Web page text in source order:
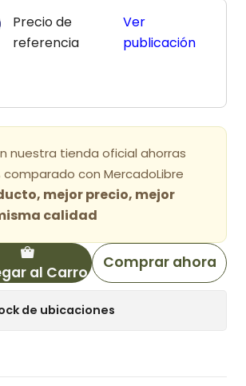
Precio de
referencia
Ver
publicación
nuestra tienda oficial ahorras
comparado con MercadoLibre
mejor precio, mejor
calidad
al Carro
Comprar ahora
de ubicaciones